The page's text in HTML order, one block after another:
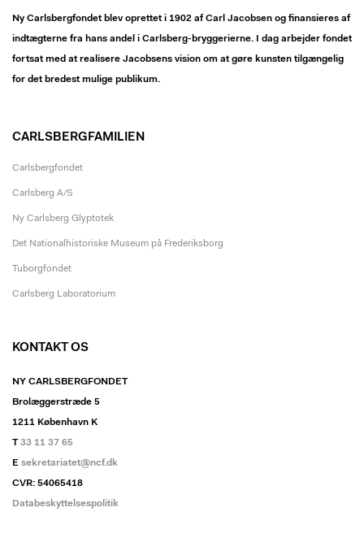
Ny Carlsbergfondet blev oprettet i 1902 af Carl Jacobsen og finansieres af
indtægterne fra hans andel i Carlsberg-bryggerierne. I dag arbejder fondet
fortsat med at realisere Jacobsens vision om at gøre kunsten tilgængelig
for det bredest mulige publikum.
CARLSBERGFAMILIEN
Carlsbergfondet
Carlsberg A/S
Ny Carlsberg Glyptotek
Det Nationalhistoriske Museum på Frederiksborg
Tuborgfondet
Carlsberg Laboratorium
KONTAKT OS
NY CARLSBERGFONDET
Brolæggerstræde 5
1211 København K
T33 11 37 65
E sekretariatet@ncf.dk
CVR: 54065418
Databeskyttelsespolitik